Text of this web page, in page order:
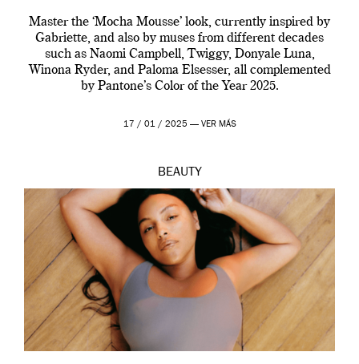
Master the ‘Mocha Mousse’ look, currently inspired by
Gabriette, and also by muses from different decades
such as Naomi Campbell, Twiggy, Donyale Luna,
Winona Ryder, and Paloma Elsesser, all complemented
by Pantone’s Color of the Year 2025.
17 / 01 / 2025 — VER MÁS
BEAUTY